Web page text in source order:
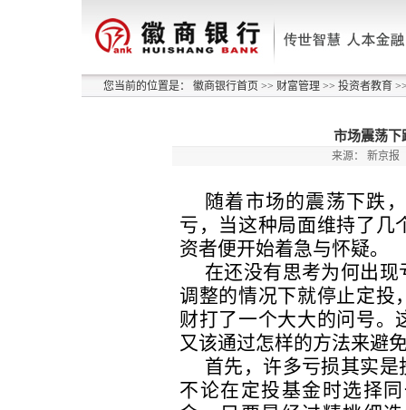
您当前的位置是： 徽商银行首页 >> 财富管理 >> 投资者教育
市场震荡下
来源： 新京报